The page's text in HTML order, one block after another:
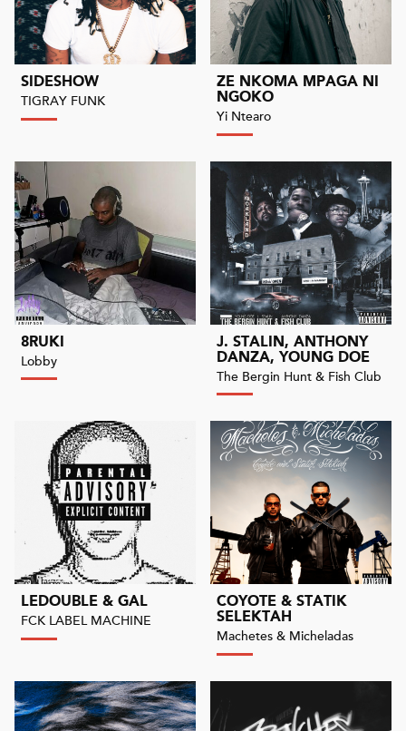
SIDESHOW
TIGRAY FUNK
ZE NKOMA MPAGA NI
NGOKO
Yi Ntearo
8RUKI
Lobby
J. STALIN, ANTHONY
DANZA, YOUNG DOE
The Bergin Hunt & Fish Club
LEDOUBLE & GAL
FCK LABEL MACHINE
COYOTE & STATIK
SELEKTAH
Machetes & Micheladas